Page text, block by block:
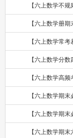
【六上数学不
【六上数学册
【六上数学常
【六上数学分
【六上数学高
【六上数学期
【六上数学期
【六上数学期